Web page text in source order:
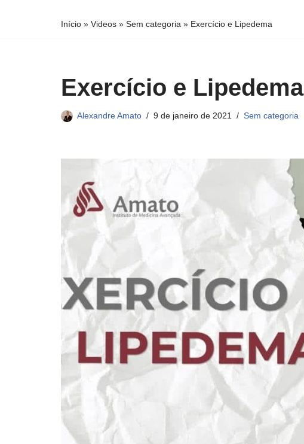
Início » Videos » Sem categoria » Exercício e Lipedema
Exercício e Lipedema
Alexandre Amato 9 de janeiro de 2021 Sem categoria